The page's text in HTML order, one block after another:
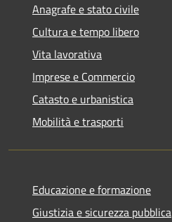
Anagrafe e stato civile
Cultura e tempo libero
Vita lavorativa
Imprese e Commercio
Catasto e urbanistica
Mobilità e trasporti
Educazione e formazione
Giustizia e sicurezza pubblica